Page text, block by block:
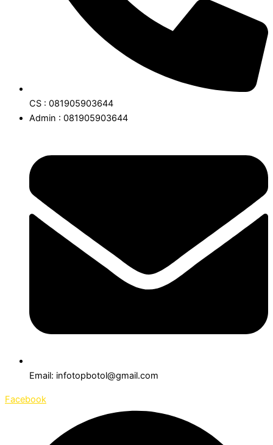
CS : 081905903644
Admin : 081905903644
Email: infotopbotol@gmail.com
Facebook